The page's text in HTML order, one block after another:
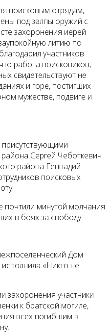
поисковым отрядам,
под залпы оружий с
захоронения иерей
литию по
участников
работа поисковиков,
свидетельствуют не
и горе, постигших
мужестве, подвиге и
Сергей Чеботкевич
района Геннадий
поисковых
почтили минутой молчания
в боях за свободу.
Дом
«Никто не
захоронения участники
к братской могиле,
всех погибшим в